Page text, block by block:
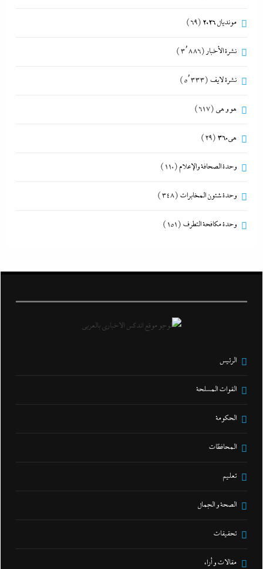
مونديال 2026 (69)
نشرة الأخبار (3٬886)
نشرة لايف (5٬333)
هو و هي (617)
هى360 (29)
وحدة الصحافة والإعلام(110)
وحدة شئون المخابرات (348)
وحدة مكافحة التطرف (151)
الرئيس
القوات المسلحة
الحكومة
المحافظات
تعليم
الصحة و الجمال
تحقيقات
مقالات و أراء